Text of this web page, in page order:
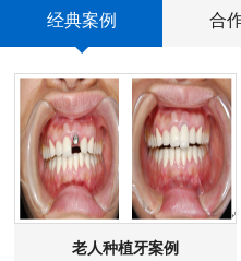
经典案例 合
老人种植牙案例